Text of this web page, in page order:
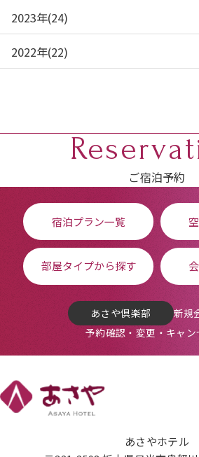
2023年(24)
2022年(22)
ご宿泊予約
宿泊プラン一覧
部屋タイプから探す
あさや倶楽部
新規
予約確認・変更・キャン
あさやホテル